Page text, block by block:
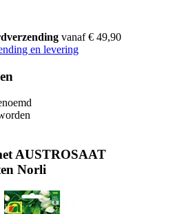
vanaf € 49,90
en levering
AUSTROSAAT
Norli